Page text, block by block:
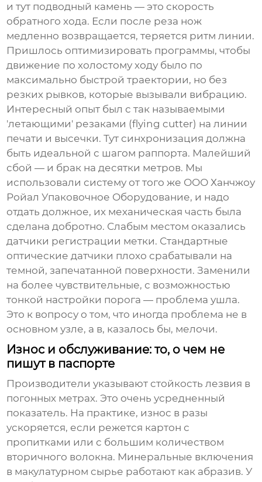
и тут подводный камень — это скорость
обратного хода. Если после реза нож
медленно возвращается, теряется ритм линии.
Пришлось оптимизировать программы, чтобы
движение по холостому ходу было по
максимально быстрой траектории, но без
резких рывков, которые вызывали вибрацию.
Интересный опыт был с так называемыми
'летающими' резаками (flying cutter) на линии
печати и высечки. Тут синхронизация должна
быть идеальной с шагом раппорта. Малейший
сбой — и брак на десятки метров. Мы
использовали систему от того же ООО Ханчжоу
Ройал Упаковочное Оборудование, и надо
отдать должное, их механическая часть была
сделана добротно. Слабым местом оказались
датчики регистрации метки. Стандартные
оптические датчики плохо срабатывали на
темной, запечатанной поверхности. Заменили
на более чувствительные, с возможностью
тонкой настройки порога — проблема ушла.
Это к вопросу о том, что иногда проблема не в
основном узле, а в, казалось бы, мелочи.
Износ и обслуживание: то, о чем не
пишут в паспорте
Производители указывают стойкость лезвия в
погонных метрах. Это очень усредненный
показатель. На практике, износ в разы
ускоряется, если режется картон с
пропитками или с большим количеством
вторичного волокна. Минеральные включения
в макулатурном сырье работают как абразив. У